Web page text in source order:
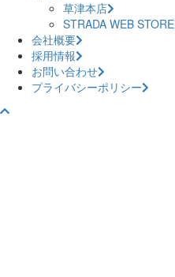
草津本店
STRADA WEB STORE
会社概要
採用情報
お問い合わせ
プライバシーポリシー